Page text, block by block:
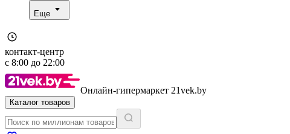
Еще
контакт-центр
с 8:00 до 22:00
Онлайн-гипермаркет 21vek.by
Каталог товаров